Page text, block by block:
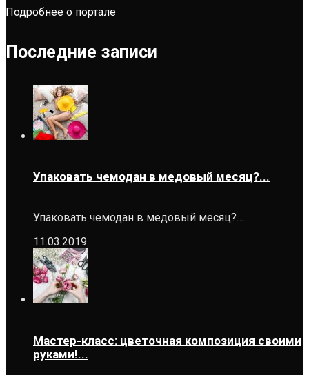
Подробнее о портале
Последние записи
Упаковать чемодан в медовый месяц?...
Упаковать чемодан в медовый месяц?…
11.03.2019
Мастер-класс: цветочная композиция своими
руками!...